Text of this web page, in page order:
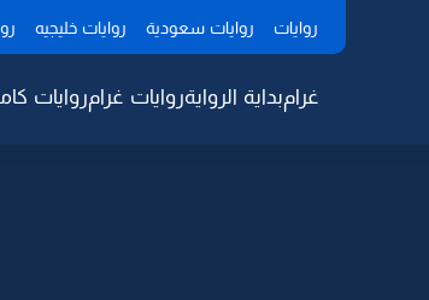
روايات روايات سعودية روايات خليجيه
غرامبداية الروايةروايات غرامروايات